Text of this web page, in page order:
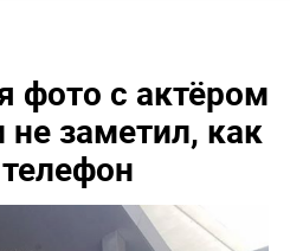
фото с актёром
заметил, как